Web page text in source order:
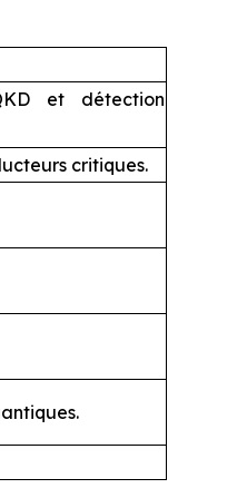
et détection
critiques.